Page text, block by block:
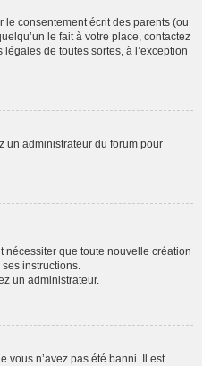
consentement écrit des parents (ou
le fait à votre place, contactez
de toutes sortes, à l’exception
un administrateur du forum pour
nécessiter que toute nouvelle création
instructions.
un administrateur.
vous n’avez pas été banni. Il est